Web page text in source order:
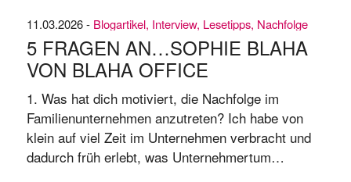
11.03.2026 - Blogartikel, Interview, Lesetipps, Nachfolge
5 FRAGEN AN…SOPHIE BLAHA
VON BLAHA OFFICE
1. Was hat dich motiviert, die Nachfolge im
Familienunternehmen anzutreten? Ich habe von
klein auf viel Zeit im Unternehmen verbracht und
dadurch früh erlebt, was Unternehmertum